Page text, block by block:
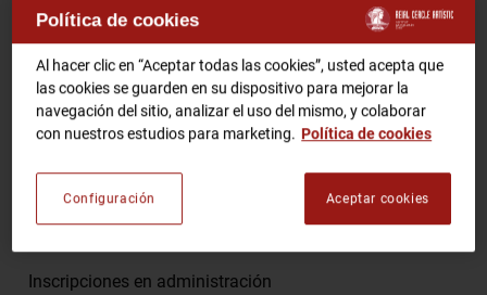
RCA TV
RCA TEATRO
Gastronomic Experience 360º
Entradas Eventos
Comparte
Los lunes 3, 10, 17, 24 y 31
El precio incluye todos los materiales, tintes, pantalla,
Inscripciones en administración
Política de cookies
Al hacer clic en “Aceptar todas las cookies”, usted acepta que
las cookies se guarden en su dispositivo para mejorar la
navegación del sitio, analizar el uso del mismo, y colaborar
con nuestros estudios para marketing. Política de cookies
Aceptar cookies
Configuración